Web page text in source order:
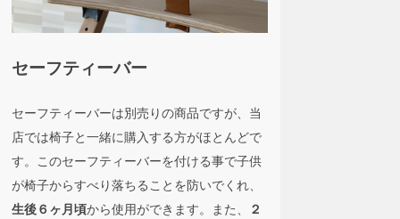
セーフティーバー
セーフティーバーは別売りの商品ですが、当
店では椅子と一緒に購入する方がほとんどで
す。このセーフティーバーを付ける事で子供
が椅子からすべり落ちることを防いでくれ、
生後６ヶ月頃から使用ができます。また、
２